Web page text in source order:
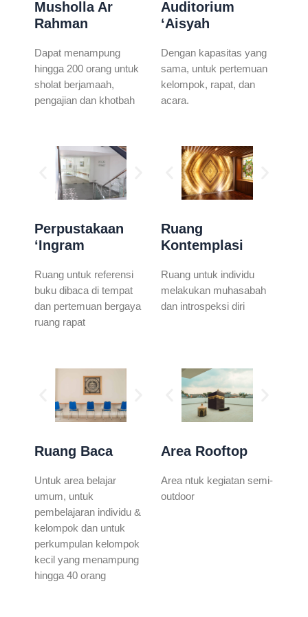
Musholla Ar
Rahman
Dapat menampung
hingga 200 orang untuk
sholat berjamaah,
pengajian dan khotbah
Auditorium
‘Aisyah
Dengan kapasitas yang
sama, untuk pertemuan
kelompok, rapat, dan
acara.
Perpustakaan
‘Ingram
Ruang untuk referensi
buku dibaca di tempat
dan pertemuan bergaya
ruang rapat
Ruang
Kontemplasi
Ruang untuk individu
melakukan muhasabah
dan introspeksi diri
Ruang Baca
Untuk area belajar
umum, untuk
pembelajaran individu &
kelompok dan untuk
perkumpulan kelompok
kecil yang menampung
hingga 40 orang
Area Rooftop
Area ntuk kegiatan semi-
outdoor